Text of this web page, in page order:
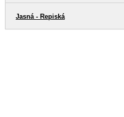
Jasná - Repiská